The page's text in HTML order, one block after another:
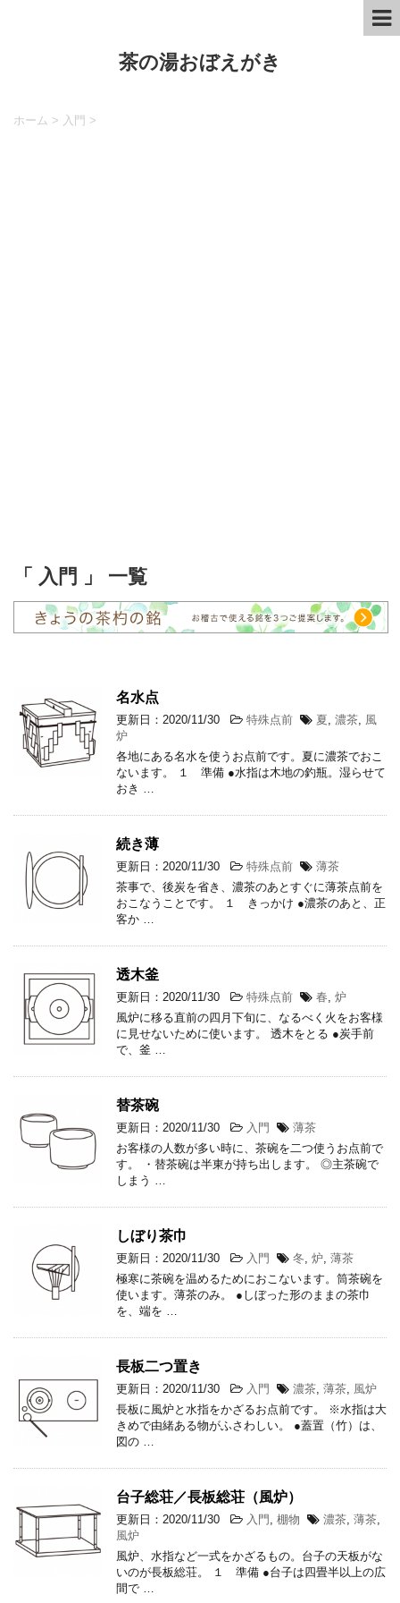
茶の湯おぼえがき
ホーム > 入門 >
「 入門 」 一覧
名水点
更新日：2020/11/30 特殊点前 夏 濃茶 風
炉
各地にある名水を使うお点前です。夏に濃茶でおこ
ないます。 １ 準備 ●水指は木地の釣瓶。湿らせて
おき …
続き薄
更新日：2020/11/30 特殊点前
薄茶
茶事で、後炭を省き、濃茶のあとすぐに薄茶点前を
おこなうことです。 １ きっかけ ●濃茶のあと、正
客か …
透木釜
更新日：2020/11/30 特殊点前 春 炉
風炉に移る直前の四月下旬に、なるべく火をお客様
に見せないために使います。 透木をとる ●炭手前
で、釜 …
替茶碗
更新日：2020/11/30 入門
薄茶
お客様の人数が多い時に、茶碗を二つ使うお点前で
す。 ・替茶碗は半東が持ち出します。 ◎主茶碗で
しまう …
しぼり茶巾
更新日：2020/11/30 入門 冬 炉 薄茶
極寒に茶碗を温めるためにおこないます。筒茶碗を
使います。薄茶のみ。 ●しぼった形のままの茶巾
を、端を …
長板二つ置き
更新日：2020/11/30 入門 濃茶 薄茶 風炉
長板に風炉と水指をかざるお点前です。 ※水指は大
きめで由緒ある物がふさわしい。 ●蓋置（竹）は、
図の …
台子総荘／長板総荘（風炉）
更新日：2020/11/30 入門 棚物 濃茶 薄茶
風炉
風炉、水指など一式をかざるもの。台子の天板がな
いのが長板総荘。 １ 準備 ●台子は四畳半以上の広
間で …